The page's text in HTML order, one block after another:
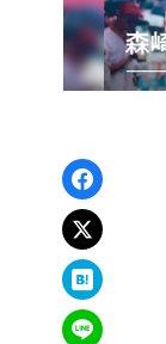
xでポス
はてな
LINEで